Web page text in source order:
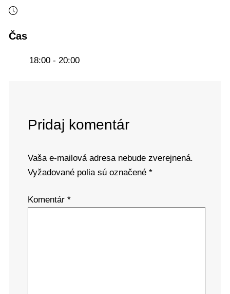
Čas
18:00 - 20:00
Pridaj komentár
Vaša e-mailová adresa nebude zverejnená.
Vyžadované polia sú označené *
Komentár *